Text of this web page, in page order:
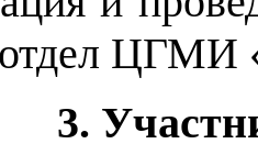
отдел ЦГМИ
3.